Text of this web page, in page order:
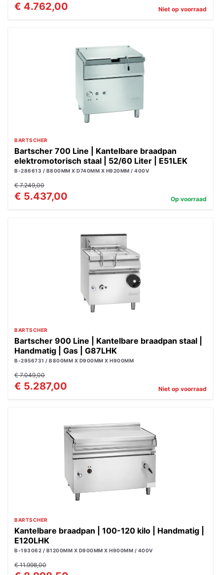
€ 4.762,00 Niet op voorraad
BARTSCHER
Bartscher 700 Line | Kantelbare braadpan
elektromotorisch staal | 52/60 Liter | E51LEK
B-286613 / B800MM X D740MM X H920MM / 400V
€ 7.249,00
€ 5.437,00 Op voorraad
BARTSCHER
Bartscher 900 Line | Kantelbare braadpan staal |
Handmatig | Gas | G87LHK
B-2956731 / B800MM X D900MM X H900MM
€ 7.049,00
€ 5.287,00 Niet op voorraad
BARTSCHER
Kantelbare braadpan | 100-120 kilo | Handmatig |
E120LHK
B-193062 / B1200MM X D900MM X H900MM / 400V
€ 11.998,00